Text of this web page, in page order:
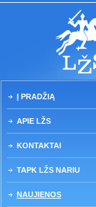
Į PRADŽIĄ
APIE LŽS
KONTAKTAI
TAPK LŽS NARIU
NAUJIENOS